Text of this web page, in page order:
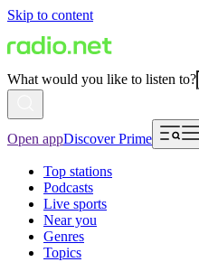
Skip to content
What would you like to listen to?
Open appDiscover Prime
Top stations
Podcasts
Live sports
Near you
Genres
Topics